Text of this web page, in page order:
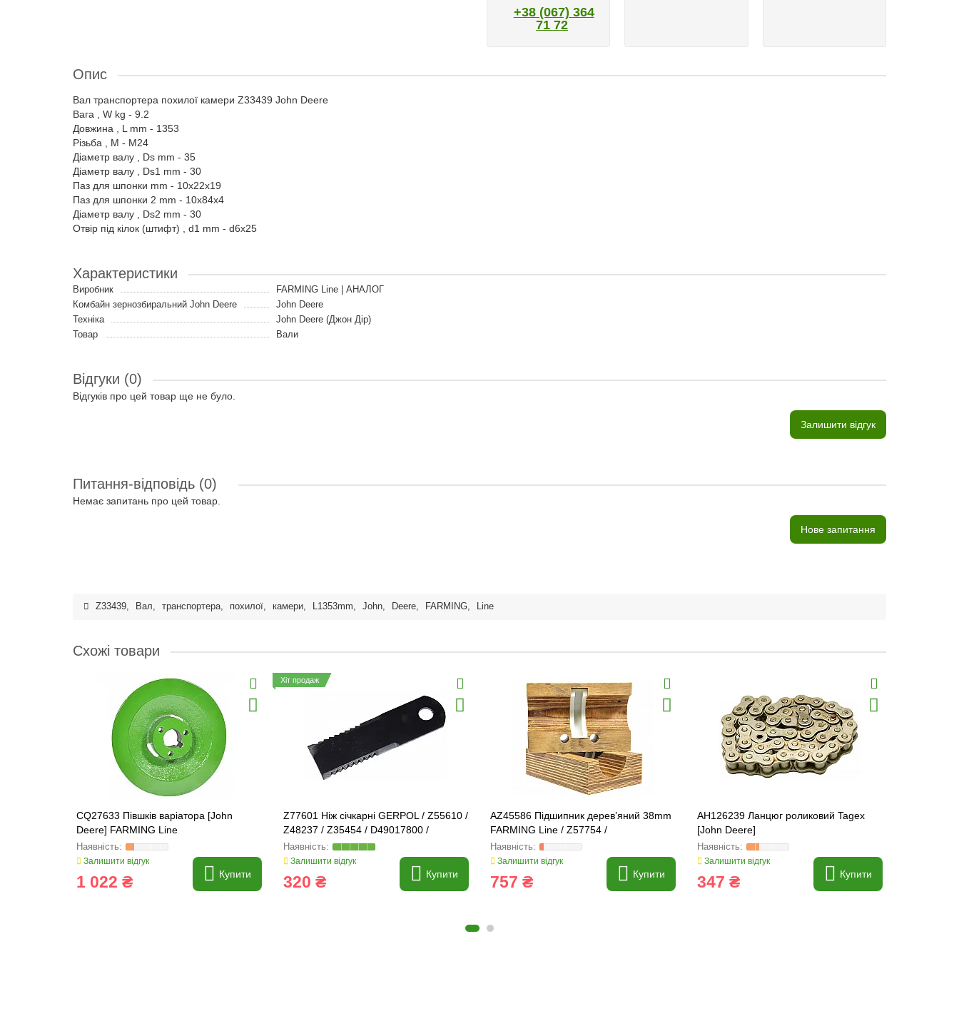
+38 (067) 364
71 72
Опис
Вал транспортера похилої камери Z33439 John Deere
Вага , W kg - 9.2
Довжина , L mm - 1353
Різьба , M - M24
Діаметр валу , Ds mm - 35
Діаметр валу , Ds1 mm - 30
Паз для шпонки mm - 10x22x19
Паз для шпонки 2 mm - 10x84x4
Діаметр валу , Ds2 mm - 30
Отвір під кілок (штифт) , d1 mm - d6x25
Характеристики
Виробник
FARMING Line | АНАЛОГ
Комбайн зернозбиральний John Deere
John Deere
Техніка
John Deere (Джон Дір)
Товар
Вали
Відгуки (0)
Відгуків про цей товар ще не було.
Залишити відгук
Питання-відповідь (0)
Немає запитань про цей товар.
Нове запитання
Z33439, Вал, транспортера, похилої, камери, L1353mm, John, Deere, FARMING, Line
Схожі товари
CQ27633 Півшків варіатора [John
Deere] FARMING Line
Залишити відгук
1 022 ₴ Купити
Хіт продаж
Z77601 Ніж січкарні GERPOL / Z55610 /
Z48237 / Z35454 / D49017800 /
89833966 / 322326450 /
Залишити відгук
320 ₴ Купити
AZ45586 Підшипник дерев’яний 38mm
FARMING Line / Z57754 /
Залишити відгук
757 ₴ Купити
AH126239 Ланцюг роликовий Tagex
[John Deere]
Залишити відгук
347 ₴ Купити